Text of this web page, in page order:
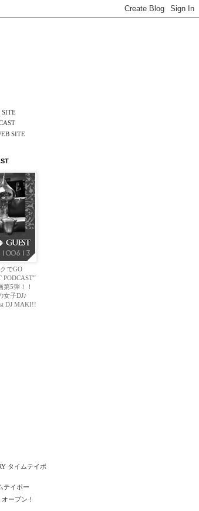
SITE
SITE
でGO
PODCAST”
第5弾！！
女子DJ♪
DJ MAKI!!
タイムテイボ
テイボー
ープン！